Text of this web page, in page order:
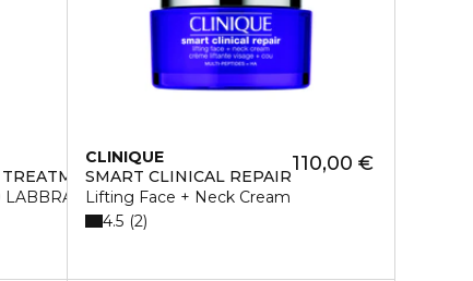
CLINIQUE
SMART CLINICAL REPAIR
Lifting Face + Neck Cream
110,00 €
4.5 2